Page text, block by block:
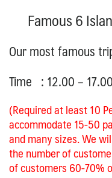
Famous 6
Our most famous
Time : 12.00 –
(Required at least 10
accommodate 15-50
and many sizes. We
the number of
of customers 60-70%